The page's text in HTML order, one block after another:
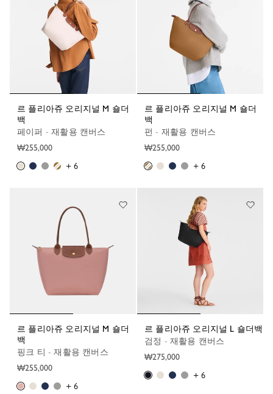
르 플리아쥬 오리지널 M 숄더
백
페이퍼 - 재활용 캔버스
₩255,000
+ 6
르 플리아쥬 오리지널 M 숄더
백
펀 - 재활용 캔버스
₩255,000
+ 6
르 플리아쥬 오리지널 M 숄더
백
핑크 티 - 재활용 캔버스
₩255,000
+ 6
르 플리아쥬 오리지널 L 숄더백
검정 - 재활용 캔버스
₩275,000
+ 6